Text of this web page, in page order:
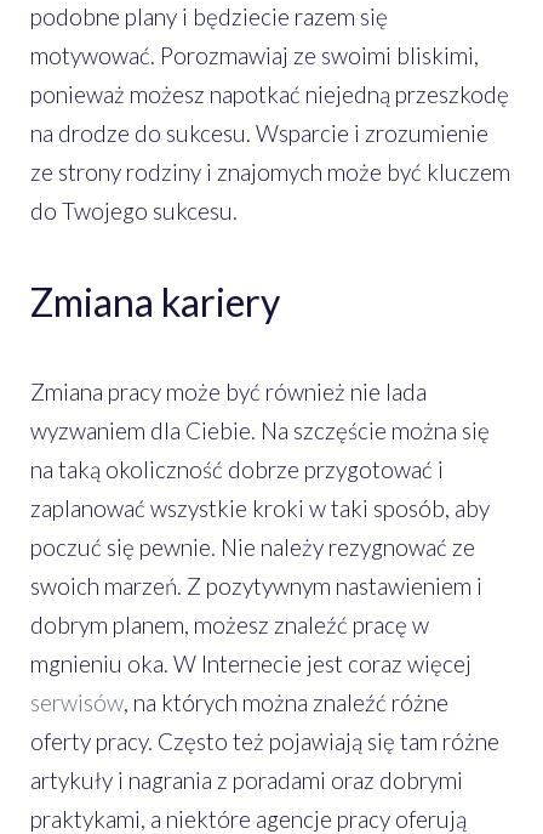
podobne plany i będziecie razem się
motywować. Porozmawiaj ze swoimi bliskimi,
ponieważ możesz napotkać niejedną przeszkodę
na drodze do sukcesu. Wsparcie i zrozumienie
ze strony rodziny i znajomych może być kluczem
do Twojego sukcesu.
Zmiana kariery
Zmiana pracy może być również nie lada
wyzwaniem dla Ciebie. Na szczęście można się
na taką okoliczność dobrze przygotować i
zaplanować wszystkie kroki w taki sposób, aby
poczuć się pewnie. Nie należy rezygnować ze
swoich marzeń. Z pozytywnym nastawieniem i
dobrym planem, możesz znaleźć pracę w
mgnieniu oka. W Internecie jest coraz więcej
serwisów, na których można znaleźć różne
oferty pracy. Często też pojawiają się tam różne
artykuły i nagrania z poradami oraz dobrymi
praktykami, a niektóre agencje pracy oferują